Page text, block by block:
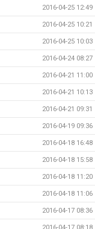
2016-04-25 12:49
2016-04-25 10:21
2016-04-25 10:03
2016-04-24 08:27
2016-04-21 11:00
2016-04-21 10:13
2016-04-21 09:31
2016-04-19 09:36
2016-04-18 16:48
2016-04-18 15:58
2016-04-18 11:20
2016-04-18 11:06
2016-04-17 08:36